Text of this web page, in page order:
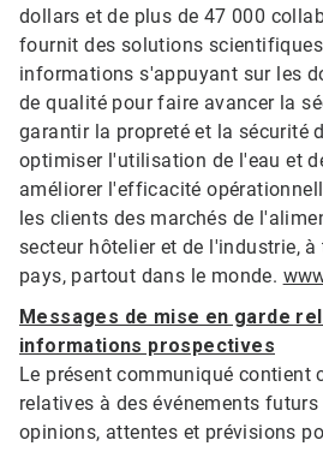
dollars et de plus de 47 000
fournit des solutions
informations s'appuyant sur les
de qualité pour faire avancer la
garantir la propreté et la sécurité
optimiser l'utilisation de l'eau et
améliorer l'efficacité
les clients des marchés de
secteur hôtelier et de l'industrie,
pays, partout dans le monde.
Messages de mise en garde
informations prospectives
Le présent communiqué contient
relatives à des événements
opinions, attentes et prévisions